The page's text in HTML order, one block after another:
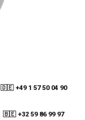
🇩🇪 +49 1 57 50 04 90
🇧🇪 +32 59 86 99 97